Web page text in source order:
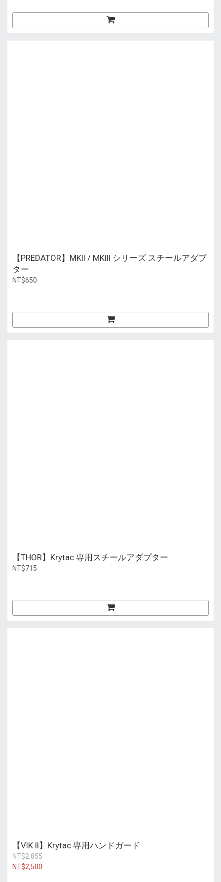
【PREDATOR】MKII / MKIII シリーズ スチールアダプ
ター
NT$650
【THOR】Krytac 専用スチールアダプター
NT$715
【VIK II】Krytac 専用ハンドガード
NT$2,855
NT$2,500